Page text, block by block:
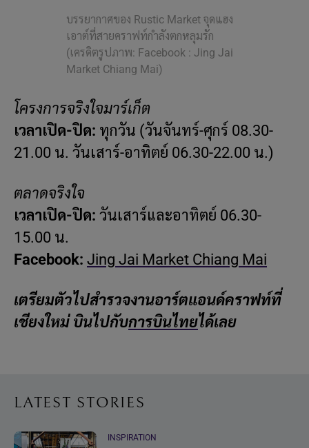
บรรยากาศของ Rustic Market จุดแฮง
เอาต์ที่สายคราฟท์กำลังตกหลุมรัก
(เครดิตรูปภาพ: Facebook : Jing Jai
Market Chiang Mai)
โครงการจริงใจมาร์เก็ต
เวลาเปิด-ปิด: ทุกวัน (วันจันทร์-ศุกร์ 08.30-
21.00 น. วันเสาร์-อาทิตย์ 06.30-22.00 น.)
ตลาดจริงใจ
เวลาเปิด-ปิด: วันเสาร์และอาทิตย์ 06.30-
15.00 น.
Facebook: Jing Jai Market Chiang Mai
เตรียมตัวไปสำรวจงานอาร์ตแอนด์คราฟท์ที่
เชียงใหม่ บินไปกับการบินไทยได้เลย
LATEST STORIES
INSPIRATION